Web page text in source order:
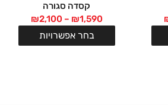
קסדה סגורה
₪1,590
–
₪2,100
בחר אפשרויות